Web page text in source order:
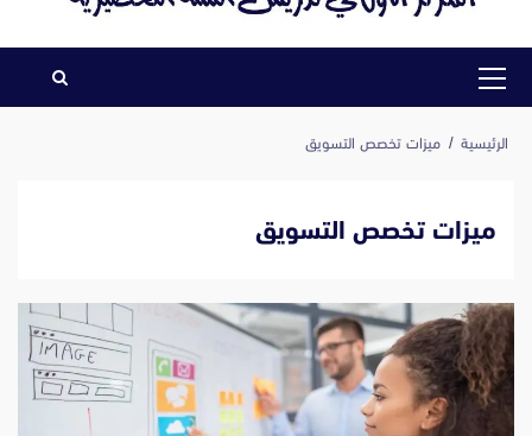
القائمة
الرئيسية ميزات تخصص التسويق
ميزات تخصص التسويق